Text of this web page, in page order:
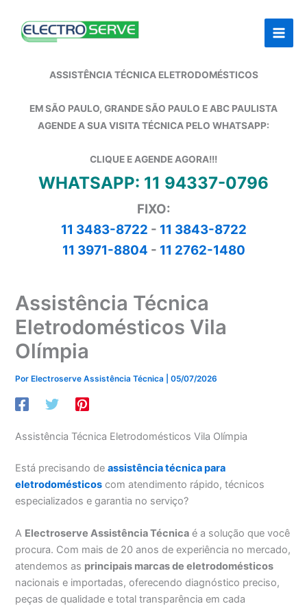
ASSISTÊNCIA TÉCNICA ELETRODOMÉSTICOS
EM SÃO PAULO, GRANDE SÃO PAULO E ABC PAULISTA
AGENDE A SUA VISITA TÉCNICA PELO WHATSAPP:
CLIQUE E AGENDE AGORA!!!
WHATSAPP: 11 94337-0796
FIXO:
11 3483-8722 - 11 3843-8722
11 3971-8804 - 11 2762-1480
Assistência Técnica
Eletrodomésticos Vila
Olímpia
Por Electroserve Assistência Técnica |05/07/2026
Assistência Técnica Eletrodomésticos Vila Olímpia
Está precisando deassistência técnica para
eletrodomésticos com atendimento rápido, técnicos
especializados e garantia no serviço?
A Electroserve Assistência Técnica é a solução que você
procura. Com mais de 20 anos de experiência no mercado,
atendemos as principais marcas de eletrodomésticos
nacionais e importadas, oferecendo diagnóstico preciso,
peças de qualidade e total transparência em cada